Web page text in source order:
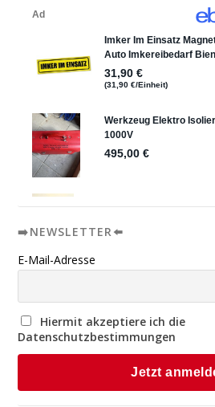
➡️NEWSLETTER⬅️
E-Mail-Adresse
Hiermit akzeptiere ich die
Datenschutzbestimmungen